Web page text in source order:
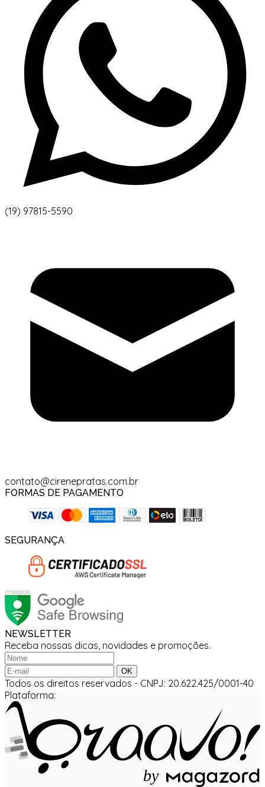
(19) 97815-5590
contato@cirenepratas.com.br
FORMAS DE PAGAMENTO
SEGURANÇA
NEWSLETTER
Receba nossas dicas, novidades e promoções.
Todos os direitos reservados - CNPJ: 20.622.425/0001-40
Plataforma:
by